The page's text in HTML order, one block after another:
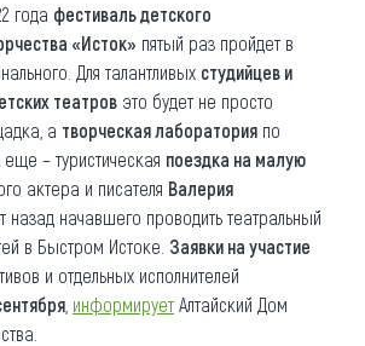
года фестиваль детского
«Исток» пятый раз пройдет в
Для талантливых студийцев и
театров это будет не просто
а творческая лаборатория по
– туристическая поездка на малую
актера и писателя Валерия
назад начавшего проводить театральный
в Быстром Истоке. Заявки на участие
и отдельных исполнителей
информирует Алтайский Дом